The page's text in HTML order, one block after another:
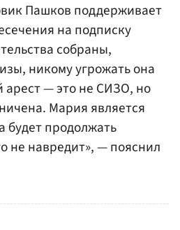
Пашков поддерживает
на подписку
собраны,
никому угрожать она
— это не СИЗО, но
Мария является
будет продолжать
не навредит», — пояснил